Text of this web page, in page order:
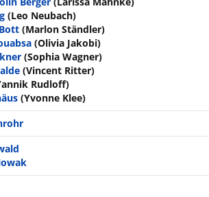
(Leo Neubach)
(Marlon Ständler)
(Olivia Jakobi)
(Sophia Wagner)
(Vincent Ritter)
Rudloff)
(Yvonne Klee)